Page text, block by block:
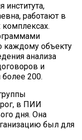
института,
работают в
каждому объекту
анализа
и
200.
в ПИИ
дня. Она
был для